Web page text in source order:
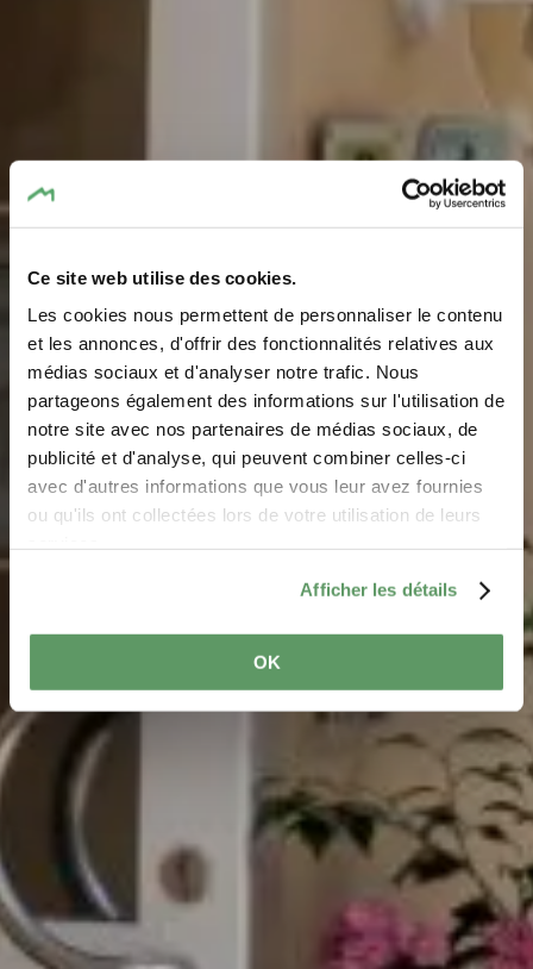
Ce site web utilise des cookies.
Les cookies nous permettent de personnaliser le contenu
et les annonces, d'offrir des fonctionnalités relatives aux
médias sociaux et d'analyser notre trafic. Nous
partageons également des informations sur l'utilisation de
notre site avec nos partenaires de médias sociaux, de
publicité et d'analyse, qui peuvent combiner celles-ci
avec d'autres informations que vous leur avez fournies
ou qu'ils ont collectées lors de votre utilisation de leurs
Afficher les détails
OK
Hotels